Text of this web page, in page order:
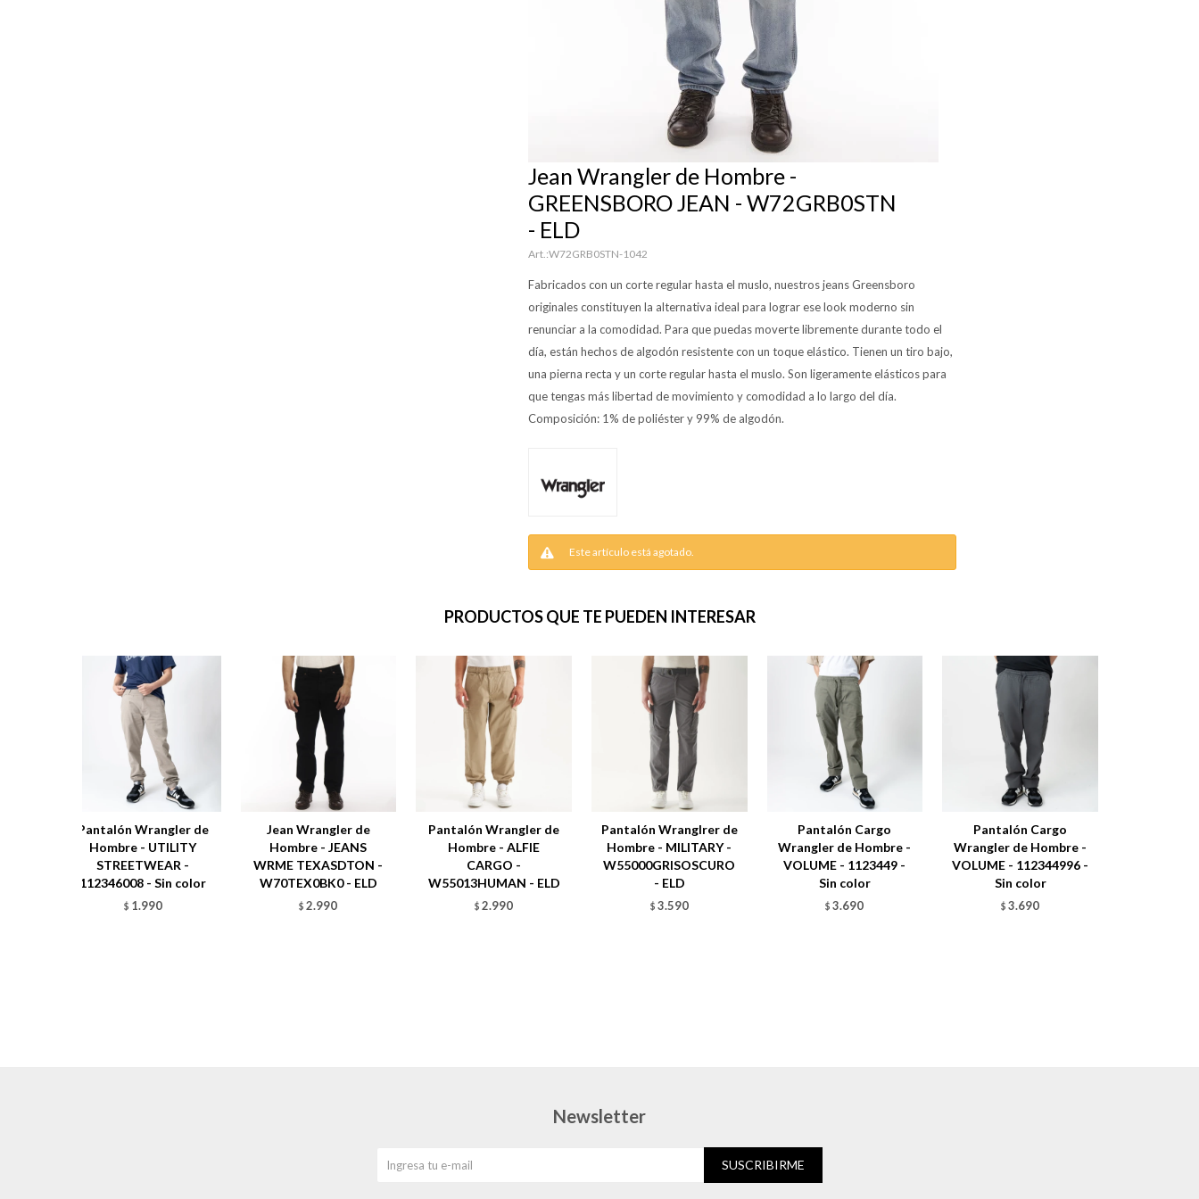
Jean Wrangler de Hombre -
GREENSBORO JEAN - W72GRB0STN
- ELD
W72GRB0STN-1042
Fabricados con un corte regular hasta el muslo, nuestros jeans Greensboro
originales constituyen la alternativa ideal para lograr ese look moderno sin
renunciar a la comodidad. Para que puedas moverte libremente durante todo el
día, están hechos de algodón resistente con un toque elástico. Tienen un tiro bajo,
una pierna recta y un corte regular hasta el muslo. Son ligeramente elásticos para
que tengas más libertad de movimiento y comodidad a lo largo del día.
Composición: 1% de poliéster y 99% de algodón.
Este artículo está agotado.
PRODUCTOS QUE TE PUEDEN INTERESAR
Pantalón Wrangler de
Hombre - UTILITY
STREETWEAR -
112346008 - Sin color
$ 1.990
Jean Wrangler de
Hombre - JEANS
WRME TEXASDTON -
W70TEX0BK0 - ELD
$ 2.990
Pantalón Wrangler de
Hombre - ALFIE
CARGO -
W55013HUMAN - ELD
$ 2.990
Pantalón Wranglrer de
Hombre - MILITARY -
W55000GRISOSCURO
- ELD
$ 3.590
Pantalón Cargo
Wrangler de Hombre -
VOLUME - 1123449 -
Sin color
$ 3.690
Pantalón Cargo
Wrangler de Hombre -
VOLUME - 112344996 -
Sin color
$ 3.690
Newsletter
SUSCRIBIRME